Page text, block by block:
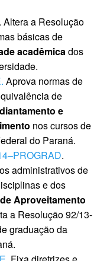
. Altera a Resolução
básicas de
acadêmicados
Aprova normas de
de
e
nos cursos de
do Paraná.
.
administrativos de
e dos
Aproveitamento
a Resolução 92/13-
graduação da